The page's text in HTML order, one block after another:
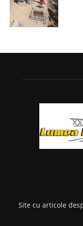
Site cu articole